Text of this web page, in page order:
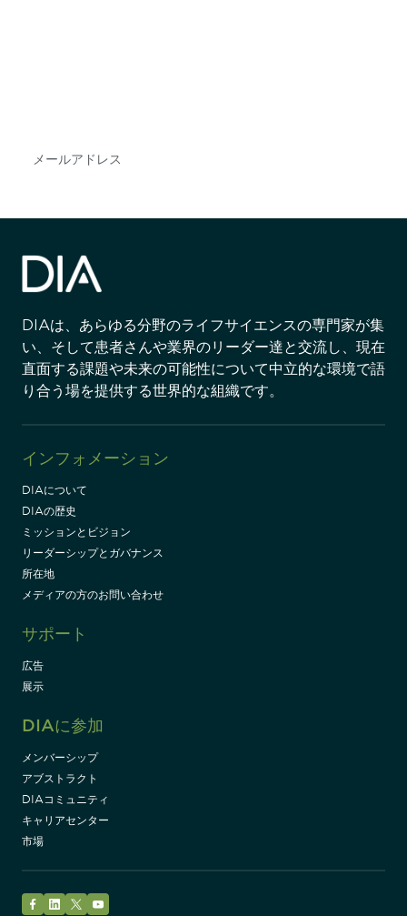
DIAは、あらゆる分野のライフサイエンスの専門家が集
い、そして患者さんや業界のリーダー達と交流し、現在
直面する課題や未来の可能性について中立的な環境で語
り合う場を提供する世界的な組織です。
インフォメーション
DIAについて
DIAの歴史
ミッションとビジョン
リーダーシップとガバナンス
所在地
メディアの方のお問い合わせ
サポート
広告
展示
DIAに参加
メンバーシップ
アブストラクト
DIAコミュニティ
キャリアセンター
市場